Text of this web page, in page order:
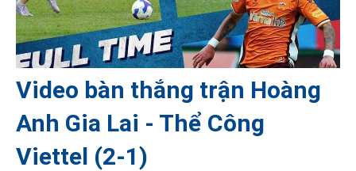
Video bàn thắng trận Hoàng
Anh Gia Lai - Thể Công
Viettel (2-1)